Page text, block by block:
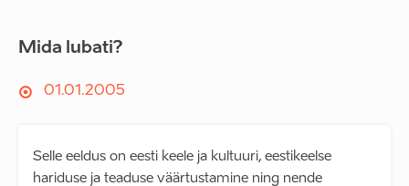
Mida lubati?
01.01.2005
Selle eeldus on eesti keele ja kultuuri, eestikeelse
hariduse ja teaduse väärtustamine ning nende